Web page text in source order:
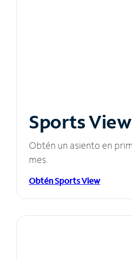
Sports View
Obtén un asiento en
mes.
Obtén Sports View